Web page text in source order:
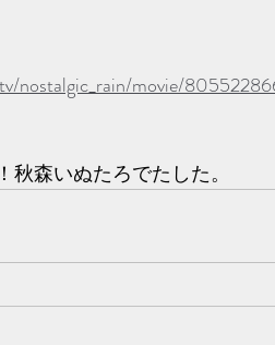
nostalgic_rain/movie/
秋森いぬたろでたした。